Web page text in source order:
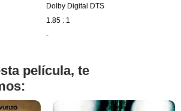
Dolby Digital DTS
1.85 : 1
-
película, te